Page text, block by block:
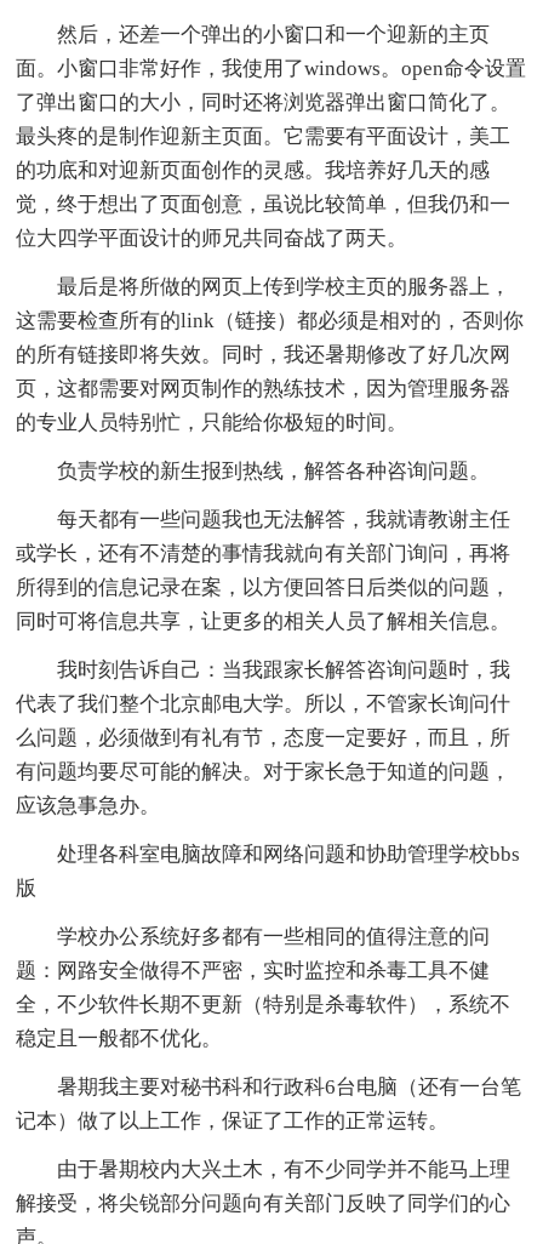
然后，还差一个弹出的小窗口和一个迎新的主页
面。小窗口非常好作，我使用了windows。open命令设置
了弹出窗口的大小，同时还将浏览器弹出窗口简化了。
最头疼的是制作迎新主页面。它需要有平面设计，美工
的功底和对迎新页面创作的灵感。我培养好几天的感
觉，终于想出了页面创意，虽说比较简单，但我仍和一
位大四学平面设计的师兄共同奋战了两天。
最后是将所做的网页上传到学校主页的服务器上，
这需要检查所有的link（链接）都必须是相对的，否则你
的所有链接即将失效。同时，我还暑期修改了好几次网
页，这都需要对网页制作的熟练技术，因为管理服务器
的专业人员特别忙，只能给你极短的时间。
负责学校的新生报到热线，解答各种咨询问题。
每天都有一些问题我也无法解答，我就请教谢主任
或学长，还有不清楚的事情我就向有关部门询问，再将
所得到的信息记录在案，以方便回答日后类似的问题，
同时可将信息共享，让更多的相关人员了解相关信息。
我时刻告诉自己：当我跟家长解答咨询问题时，我
代表了我们整个北京邮电大学。所以，不管家长询问什
么问题，必须做到有礼有节，态度一定要好，而且，所
有问题均要尽可能的解决。对于家长急于知道的问题，
应该急事急办。
处理各科室电脑故障和网络问题和协助管理学校bbs
版
学校办公系统好多都有一些相同的值得注意的问
题：网路安全做得不严密，实时监控和杀毒工具不健
全，不少软件长期不更新（特别是杀毒软件），系统不
稳定且一般都不优化。
暑期我主要对秘书科和行政科6台电脑（还有一台笔
记本）做了以上工作，保证了工作的正常运转。
由于暑期校内大兴土木，有不少同学并不能马上理
解接受，将尖锐部分问题向有关部门反映了同学们的心
声。